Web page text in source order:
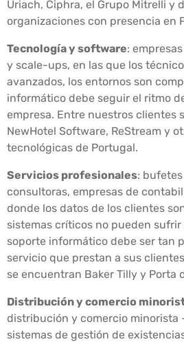
Uriach, Ciphra, el Grupo Mitrelli y
organizaciones con presencia en
Tecnología y software:
y scale-ups, en las que los
avanzados, los entornos son
informático debe seguir el ritmo
empresa. Entre nuestros clientes
NewHotel Software, ReStream y
tecnológicas de Portugal.
Servicios profesionales:
consultoras, empresas de
donde los datos de los clientes
sistemas críticos no pueden
soporte informático debe ser tan
servicio que prestan a sus
se encuentran Baker Tilly y Porta
Distribución y comercio
distribución y comercio minorista
sistemas de gestión de